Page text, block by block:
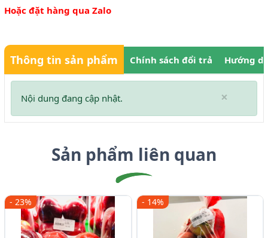
Hoặc đặt hàng qua Zalo
Thông tin sản phẩm Chính sách đổi trả Hướng
×
Nội dung đang cập nhật.
Sản phẩm liên quan
- 23% - 14%